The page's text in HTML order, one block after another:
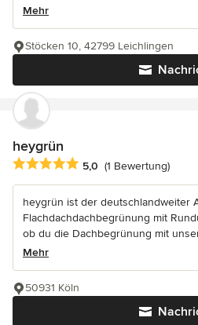
Mehr
Stöcken 10, 42799 Leichlingen
heygrün
Durchschnittliche Bewertung: 5
5,0 (1 Bewertung)
heygrün ist der deutschlandweiter
Flachdachdachbegrünung mit
ob du die Dachbegrünung mit
Mehr
50931 Köln